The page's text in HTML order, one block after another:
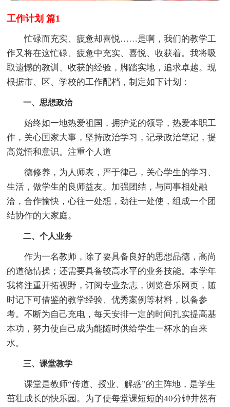
工作计划 篇1
忙碌而充实、疲惫却喜悦……是啊，我们的教学工
作又将在这忙碌、疲惫中充实、喜悦、收获着。我将吸
取遗憾的教训、收获的经验，脚踏实地，追求卓越。现
根据市、区、学校的工作配档，制定如下计划：
一、思想政治
始终如一地热爱祖国，拥护党的领导，热爱本职工
作，关心国家大事，坚持政治学习，记录政治笔记，提
高觉悟和意识。注重个人道
德修养，为人师表，严于律己，关心学生的学习、
生活，做学生的良师益友。加强团结，与同事相处融
洽，合作愉快，心往一处想，劲往一处使，组成一个团
结协作的大家庭。
二、个人业务
作为一名教师，除了要具备良好的思想品德，高尚
的道德情操；还需要具备较高水平的业务技能。本学年
我将注重开拓视野，订阅专业杂志，浏览音乐网页，随
时记下可借鉴的教学经验、优秀案例等材料，以备参
考。不断为自己充电，每天安排一定的时间扎实提高基
本功，努力使自己成为能随时供给学生一杯水的自来
水。
三、课堂教学
课堂是教师“传道、授业、解惑”的主阵地，是学生
茁壮成长的快乐园。为了使每堂课短短的40分钟井然有